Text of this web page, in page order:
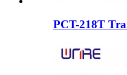
PCT-218T